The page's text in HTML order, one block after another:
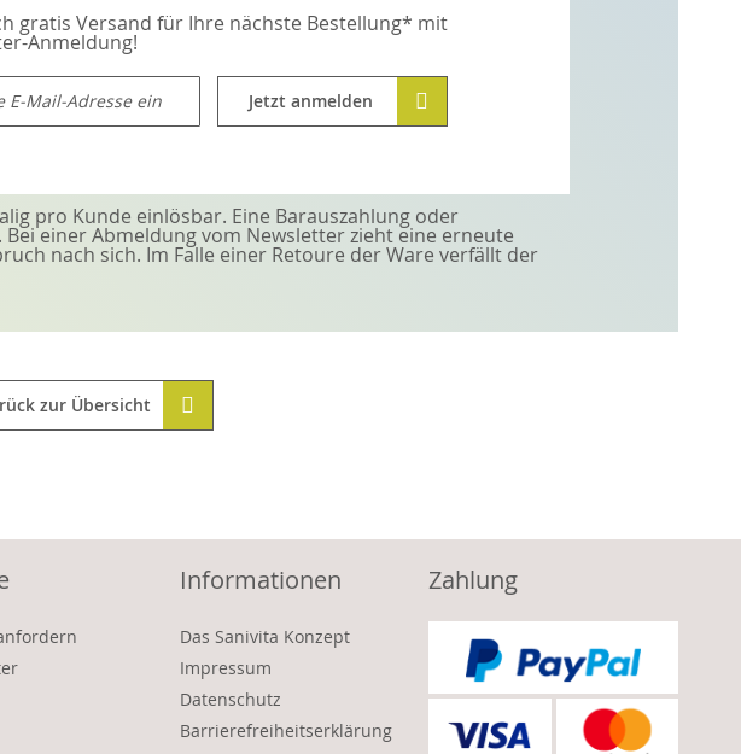
gratis Versand für Ihre nächste Bestellung* mit
Anmeldung!
Jetzt anmelden
pro Kunde einlösbar. Eine Barauszahlung oder
einer Abmeldung vom Newsletter zieht eine erneute
nach sich. Im Falle einer Retoure der Ware verfällt der
zur Übersicht
Informationen
Das Sanivita Konzept
Impressum
Datenschutz
Barrierefreiheitserklärung
Zahlung